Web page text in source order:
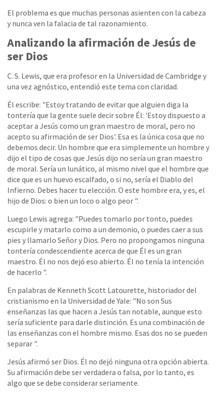
El problema es que muchas personas asienten con la cabeza
y nunca ven la falacia de tal razonamiento.
Analizando la afirmación de Jesús de
ser Dios
C. S. Lewis, que era profesor en la Universidad de Cambridge y
una vez agnóstico, entendió este tema con claridad.
Él escribe: "Estoy tratando de evitar que alguien diga la
tontería que la gente suele decir sobre Él: 'Estoy dispuesto a
aceptar a Jesús como un gran maestro de moral, pero no
acepto su afirmación de ser Dios'. Esa es la única cosa que no
debemos decir. Un hombre que era simplemente un hombre y
dijo el tipo de cosas que Jesús dijo no sería un gran maestro
de moral. Sería un lunático, al mismo nivel que el hombre que
dice que es un huevo escalfado, o si no, sería el Diablo del
Infierno. Debes hacer tu elección. O este hombre era, y es, el
hijo de Dios: o bien un loco o algo peor ".
Luego Lewis agrega: "Puedes tomarlo por tonto, puedes
escupirle y matarlo como a un demonio, o puedes caer a sus
pies y llamarlo Señor y Dios. Pero no propongamos ninguna
tontería condescendiente acerca de que Él es un gran
maestro. Él no nos dejó eso abierto. Él no tenía la intención
de hacerlo ".
En palabras de Kenneth Scott Latourette, historiador del
cristianismo en la Universidad de Yale: "No son Sus
enseñanzas las que hacen a Jesús tan notable, aunque esto
sería suficiente para darle distinción. Es una combinación de
las enseñanzas con el hombre mismo. Esas dos no se pueden
separar ".
Jesús afirmó ser Dios. Él no dejó ninguna otra opción abierta.
Su afirmación debe ser verdadera o falsa, por lo tanto, es
algo que se debe considerar seriamente.